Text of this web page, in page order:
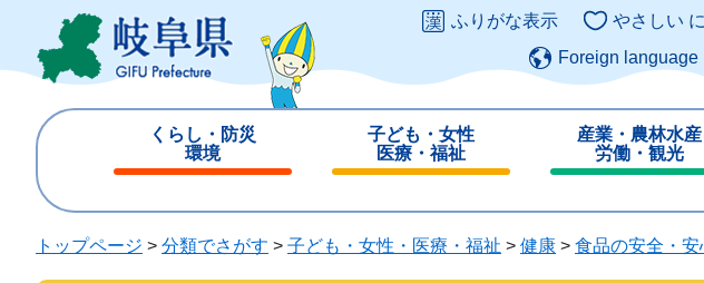
ジ
ュ
こ
ふりがな表示 やさしい
Foreign language
くらし・防災
環境
じ
子ども・女性
医療・福祉
じ
産業・農林水産
労働・観光
じ
る
トップページ > 分類でさがす > 子ども・女性・医療・福祉 > 健康 > 食品の安全・安